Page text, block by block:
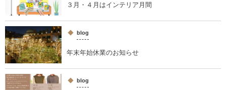
３月・４月はインテリア月間
blog
年末年始休業のお知らせ
blog